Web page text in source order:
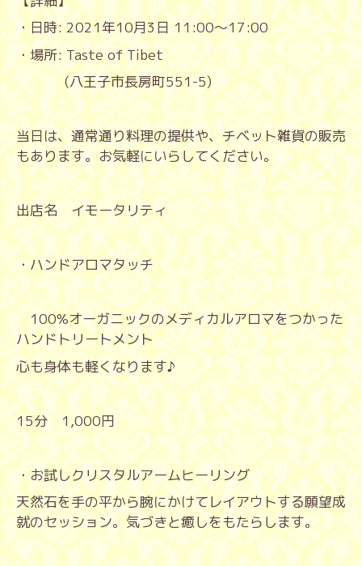
・日時: 2021年10月3日11:00〜17:00
・場所: Taste of Tibet
(八王子市長房町551-5)
当日は、通常通り料理の提供や、チベット雑貨の販売
もあります。お気軽にいらしてください。
出店名 イモータリティ
・ハンドアロマタッチ
100%オーガニックのメディカルアロマをつかった
ハンドトリートメント
心も身体も軽くなります♪
15分1,000円
・お試しクリスタルアームヒーリング
天然石を手の平から腕にかけてレイアウトする願望成
就のセッション。気づきと癒しをもたらします。